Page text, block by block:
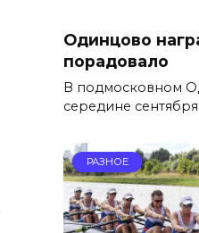
Одинцово
порадовало
В подмосковном
середине
РАЗНОЕ